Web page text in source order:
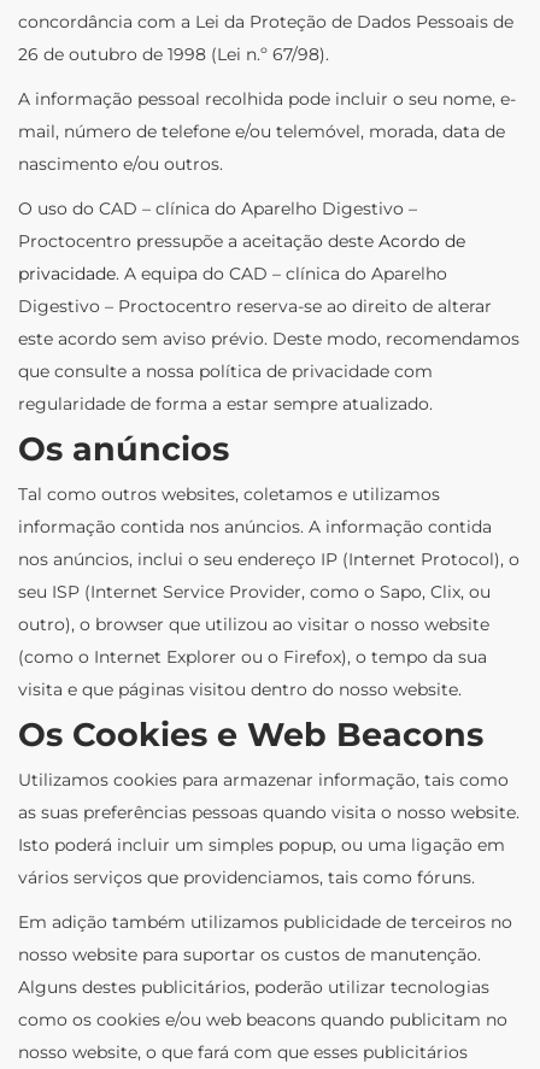
concordância com a Lei da Proteção de Dados Pessoais de
26 de outubro de 1998 (Lei n.º 67/98).
A informação pessoal recolhida pode incluir o seu nome, e-
mail, número de telefone e/ou telemóvel, morada, data de
nascimento e/ou outros.
O uso do CAD – clínica do Aparelho Digestivo –
Proctocentro pressupõe a aceitação deste Acordo de
privacidade. A equipa do CAD – clínica do Aparelho
Digestivo – Proctocentro reserva-se ao direito de alterar
este acordo sem aviso prévio. Deste modo, recomendamos
que consulte a nossa política de privacidade com
regularidade de forma a estar sempre atualizado.
Os anúncios
Tal como outros websites, coletamos e utilizamos
informação contida nos anúncios. A informação contida
nos anúncios, inclui o seu endereço IP (Internet Protocol), o
seu ISP (Internet Service Provider, como o Sapo, Clix, ou
outro), o browser que utilizou ao visitar o nosso website
(como o Internet Explorer ou o Firefox), o tempo da sua
visita e que páginas visitou dentro do nosso website.
Os Cookies e Web Beacons
Utilizamos cookies para armazenar informação, tais como
as suas preferências pessoas quando visita o nosso website.
Isto poderá incluir um simples popup, ou uma ligação em
vários serviços que providenciamos, tais como fóruns.
Em adição também utilizamos publicidade de terceiros no
nosso website para suportar os custos de manutenção.
Alguns destes publicitários, poderão utilizar tecnologias
como os cookies e/ou web beacons quando publicitam no
nosso website, o que fará com que esses publicitários